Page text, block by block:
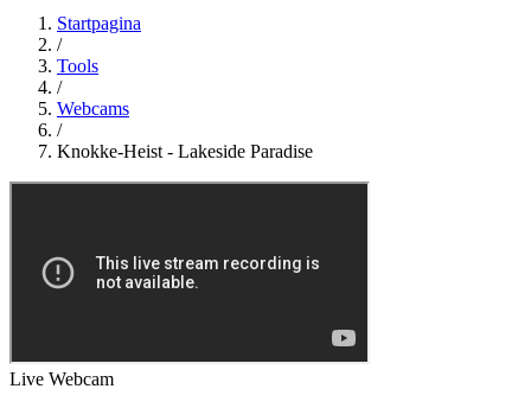
Startpagina
/
Tools
/
Webcams
/
Knokke-Heist - Lakeside Paradise
Live Webcam